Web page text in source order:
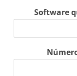
Software